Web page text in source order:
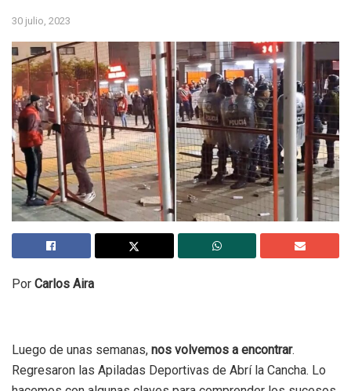
30 julio, 2023
Por Carlos Aira
Luego de unas semanas, nos volvemos a encontrar.
Regresaron las Apiladas Deportivas de Abrí la Cancha. Lo